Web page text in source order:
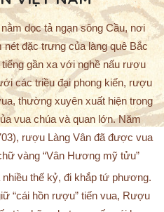
LÀNG VÂN – RƯỢU
VIỆT NAM
nằm dọc tả ngạn sông Cầu, nơi
đặc trưng của làng quê Bắc
gần xa với nghề nấu rượu
các triều đại phong kiến, rượu
thường xuyên xuất hiện trong
vua chúa và quan lớn. Năm
rượu Làng Vân đã được vua
thế kỷ, đi khắp tứ phương.